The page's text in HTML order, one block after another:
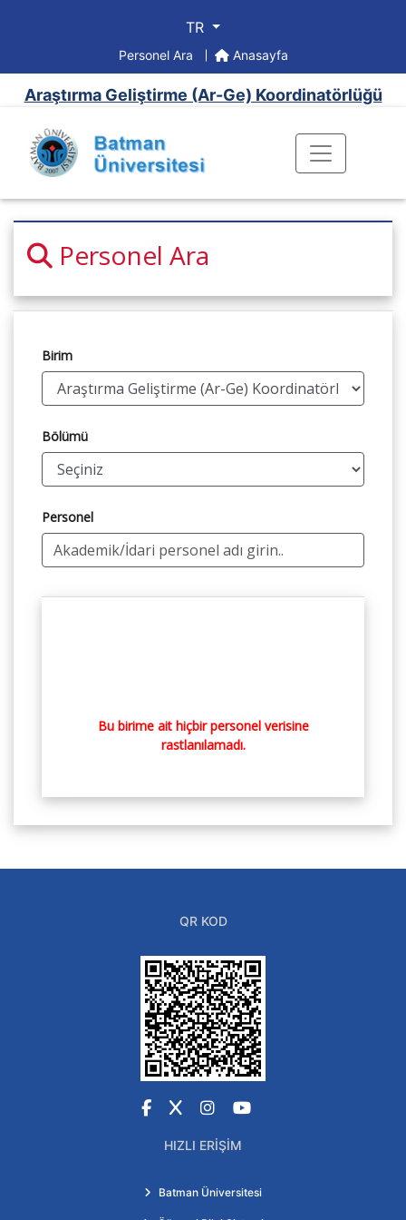
TR
Personel Ara Anasayfa
Araştırma Geliştirme (Ar-Ge) Koordinatörlüğü
Personel Ara
Birim
Bölümü
Personel
Bu birime ait hiçbir personel verisine
rastlanılamadı.
QR KOD
Facebook
X Instagram
YouTube
HIZLI ERIŞIM
Batman Üniversitesi